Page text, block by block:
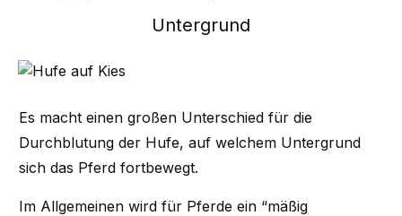
Untergrund
Es macht einen großen Unterschied für die
Durchblutung der Hufe, auf welchem Untergrund
sich das Pferd fortbewegt.
Im Allgemeinen wird für Pferde ein “mäßig